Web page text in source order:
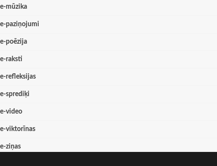
e-mūzika
e-paziņojumi
e-poēzija
e-raksti
e-refleksijas
e-sprediķi
e-video
e-viktorīnas
e-ziņas